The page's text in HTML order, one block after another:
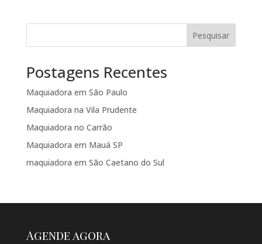
Pesquisar
Postagens Recentes
Maquiadora em São Paulo
Maquiadora na Vila Prudente
Maquiadora no Carrão
Maquiadora em Mauá SP
maquiadora em São Caetano do Sul
Agende agora